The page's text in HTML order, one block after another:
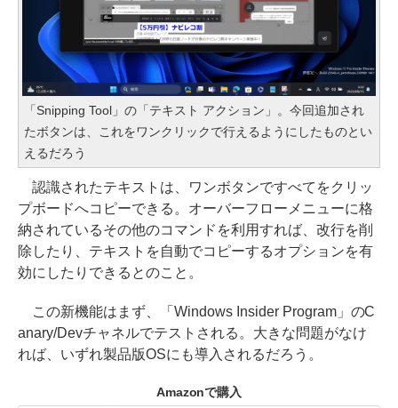
「Snipping Tool」の「テキスト アクション」。今回追加され
たボタンは、これをワンクリックで行えるようにしたものとい
えるだろう
認識されたテキストは、ワンボタンですべてをクリッ
プボードへコピーできる。オーバーフローメニューに格
納されているその他のコマンドを利用すれば、改行を削
除したり、テキストを自動でコピーするオプションを有
効にしたりできるとのこと。
この新機能はまず、「Windows Insider Program」のC
anary/Devチャネルでテストされる。大きな問題がなけ
れば、いずれ製品版OSにも導入されるだろう。
Amazonで購入